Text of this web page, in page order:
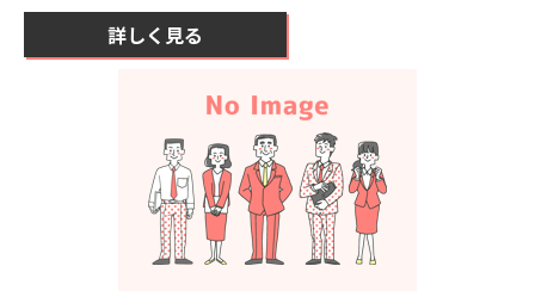
詳しく見る